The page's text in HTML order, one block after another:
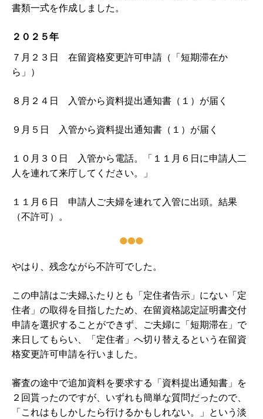
書類一式を作成しました。
２０２５年
７月２３日 在留資格変更許可申請（「短期滞在か
ら」）
８月２４日 入管から資料提出通知書（１）が届く
９月５日 入管から資料提出通知書（１）が届く
１０月３０日 入管から電話。「１１月６日に申請人二
人を連れて来庁してください。」
１１月６日 申請人ご夫婦を連れて入管に出頭。結果
（不許可）。
やはり、残念ながら不許可でした。
この申請はご夫婦ふたりとも「定住者告示」にない「定
住者」の取得を目指したため、在留資格認定証明書交付
申請を選択することができず、ご夫婦に「短期滞在」で
来日してもらい、「定住者」へ切り替えるという在留資
格変更許可申請を行いました。
審査の途中で追加資料を要求する「資料提出通知書」を
２回貰ったのですが、いずれも簡単な質問だったので、
「これはもしかしたら行けるかもしれない。」という淡